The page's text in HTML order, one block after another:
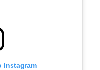
Instagram